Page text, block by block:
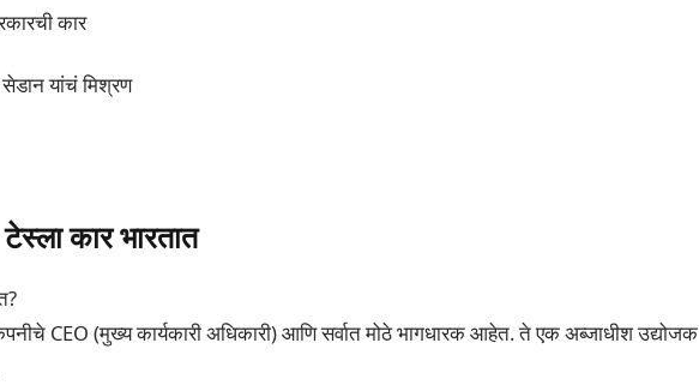
कार
यांचं मिश्रण
कार भारतात
CEO (मुख्य कार्यकारी अधिकारी) आणि सर्वात मोठे भागधारक आहेत. ते एक अब्जाधीश उद्योजक